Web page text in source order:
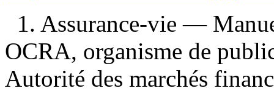
1. Assurance-vie —
OCRA, organisme de
Autorité des marchés